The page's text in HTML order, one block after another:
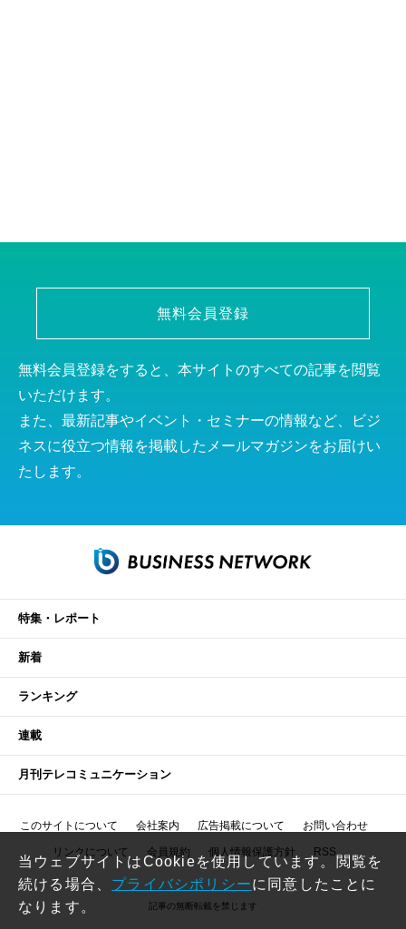
無料会員登録
無料会員登録をすると、本サイトのすべての記事を閲覧
いただけます。
また、最新記事やイベント・セミナーの情報など、ビジ
ネスに役立つ情報を掲載したメールマガジンをお届けい
たします。
特集・レポート
新着
ランキング
連載
月刊テレコミュニケーション
このサイトについて 会社案内 広告掲載について お問い合わせ
リンクについて 会員規約 個人情報保護方針 RSS
記事の無断転載を禁じます
当ウェブサイトはCookieを使用しています。閲覧を
続ける場合、 プライバシポリシーに同意したことに
なります。